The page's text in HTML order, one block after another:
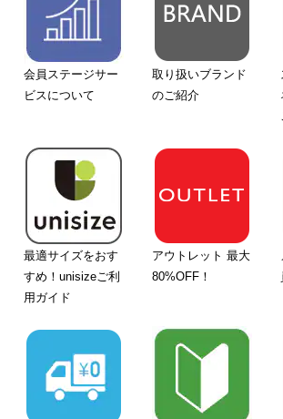
会員ステージサー
ビスについて
取り扱いブランド
のご紹介
最適サイズをおす
すめ！unisizeご利
用ガイド
アウトレット 最大
80%OFF！